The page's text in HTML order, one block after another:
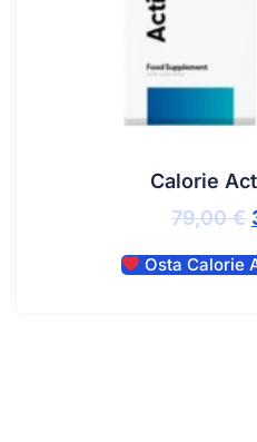
Calorie
79,00€
Osta Calorie